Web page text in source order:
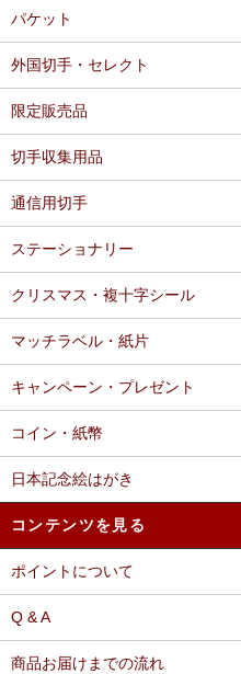
パケット
外国切手・セレクト
限定販売品
切手収集用品
通信用切手
ステーショナリー
クリスマス・複十字シール
マッチラベル・紙片
キャンペーン・プレゼント
コイン・紙幣
日本記念絵はがき
コンテンツを見る
ポイントについて
Q & A
商品お届けまでの流れ